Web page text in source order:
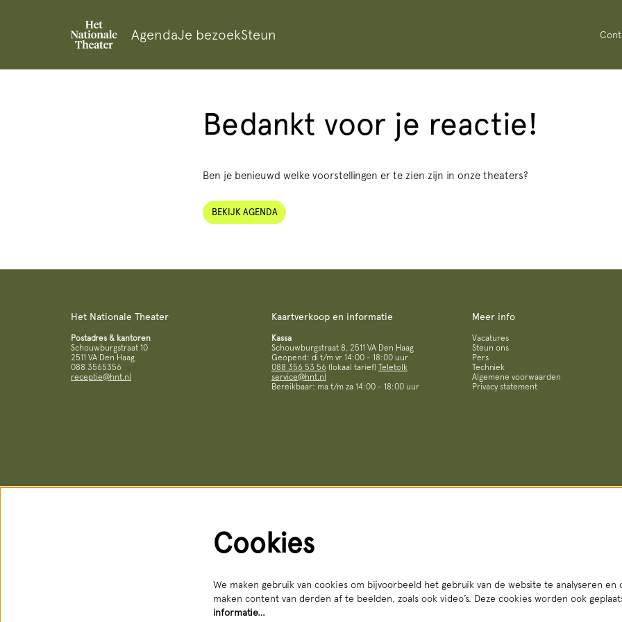
AgendaJe bezoekSteun
Bedankt voor je reactie!
Ben je benieuwd welke voorstellingen er te zien zijn in onze theaters?
BEKIJK AGENDA
Het Nationale Theater
Postadres & kantoren
Schouwburgstraat 10
2511 VA Den Haag
088 3565356
receptie@hnt.nl
Kaartverkoop en informatie
Kassa
Schouwburgstraat 8, 2511 VA Den Haag
Geopend: di t/m vr 14:00 - 18:00 uur
088 356 53 56 (lokaal tarief) Teletolk
service@hnt.nl
Bereikbaar: ma t/m za 14:00 - 18:00 uur
Meer info
Vacatures
Steun ons
Pers
Techniek
Algemene voorwaarden
Privacy statement
Cookies
We maken gebruik van cookies om bijvoorbeeld het gebruik van de website te analyseren en
maken content van derden af te beelden, zoals ook video’s. Deze cookies worden ook
informatie…